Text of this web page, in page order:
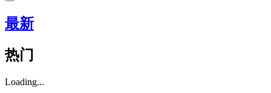
最新
热门
Loading...